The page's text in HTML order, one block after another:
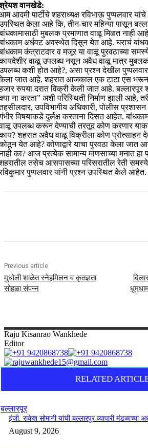
वानखेडे:
आदमी पार्टीचे शहराध्यक्ष रविभाऊ पुप्पलवार
केला आहे कि, तीन-चार महिन्या पासून
मुबलक प्रमाणात वाळू मिळत नाही
अर्धवट अवस्थेत दिसून येत आहे. घराचं
कंत्राटदार व मजूर या वाळू पुरवठाच्या
वाळू उपलब्ध नसून अवैध वाळू मात्र
कशी होत आहे?, असा प्रश्न देखील पुप्पलवार
जात आहे. शहरात आजकाल एक टाटा एस
रुपया दरात विक्री केली जात आहे. बल्लारपूर
ना करता” अशी परिस्थिती निर्माण झाली आहे,
उपविभागीय अधिकारी, पोलीस
विषयाकडे दुर्लक्ष करताना दिसत आहेत.
उपलब्ध करून देण्याची तरतूद कोण करणार
शहरात अवैध वाळू विक्रीला कोण
येत आहे? कोणाद्वारे याचा पुरवठा केला जात
का? आज प्रत्येक सामान्य माणसाच्या मनात
तसेच आसपासच्या परिसरातील रेती
पुप्पलवार यांनी प्रश्न उपस्थित केले आहेत.
Previous article
मुधोली शाळेत स्नेहमिलन व कृतज्ञता
सोहळा संपन्न
Raju Kisanrao Wankhede
Editor
RELATED
बल्लारपूर
इंजी. राकेश सोमानी यांची बल्लारपूर व्यापारी मंडळाच्या
August 9, 2026